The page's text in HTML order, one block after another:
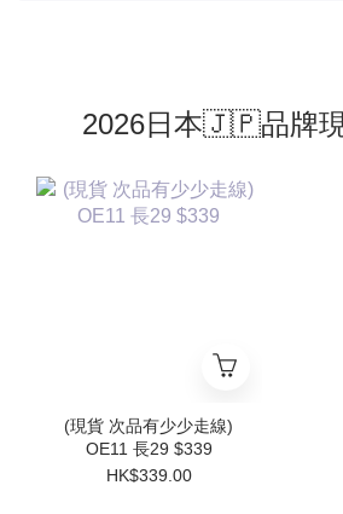
2026日本🇯🇵品牌
(現貨 次品有少少走線)
OE11 長29 $339
HK$339.00